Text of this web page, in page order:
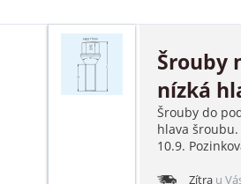
Šrouby
nízká
Šrouby do
hlava šroubu.
10.9.
Zítra u